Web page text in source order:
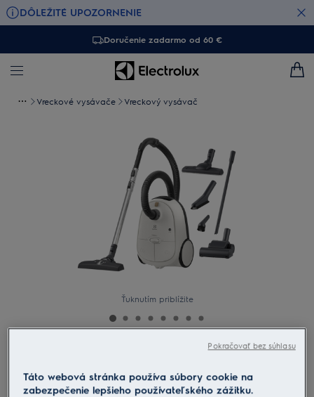
DÔLEŽITÉ UPOZORNENIE
Doručenie zadarmo od 60 €
Vreckové vysávače Vreckový vysávač
Ťuknutím priblížite
Vreckový vysávač 600
Táto webová stránka používa súbory cookie na
zabezpečenie lepšieho používateľského zážitku.
Pokračovať bez súhlasu